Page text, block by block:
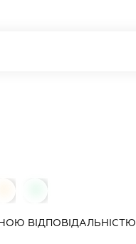
ВІДПОВІДАЛЬНІСТЮ